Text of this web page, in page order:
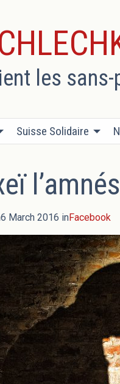
les
Suisse Solidaire
March 2016 inFacebook